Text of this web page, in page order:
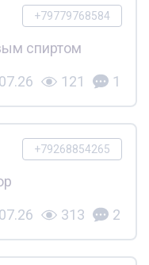
+79779768584
спиртом
121 1
+79268854265
313 2